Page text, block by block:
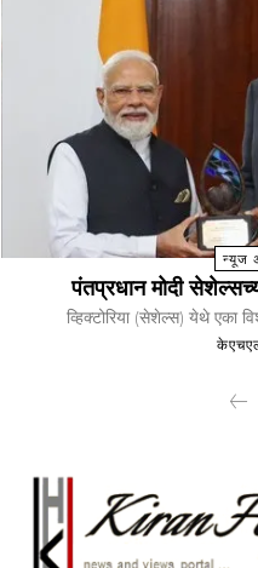
न्यूज
पंतप्रधान मोदी
व्हिक्टोरिया (सेशेल्स) येथे एका